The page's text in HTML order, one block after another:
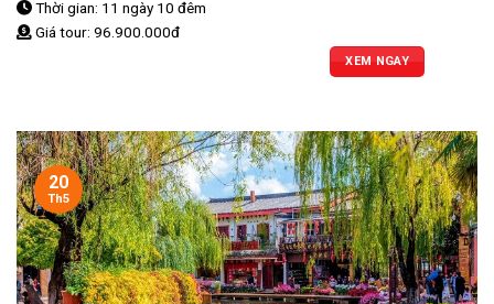
Thời gian: 11 ngày 10 đêm
Giá tour: 96.900.000đ
XEM NGAY
20
Th5